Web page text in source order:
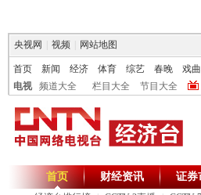
央视网
视频 网站地图
首页 新闻 经济 体育 综艺 春晚 戏曲
电视
频道大全 栏目大全 节目大全
首页 财经资讯 证券